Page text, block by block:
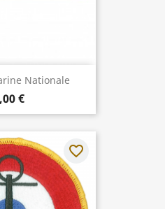
Nationale
€
favorite_border